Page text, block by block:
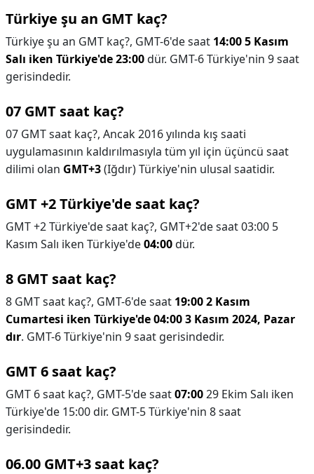
Türkiye şu an GMT kaç?
Türkiye şu an GMT kaç?, GMT-6'de saat 14:00 5 Kasım
Salı iken Türkiye'de 23:00dür. GMT-6 Türkiye'nin 9 saat
gerisindedir.
07 GMT saat kaç?
07 GMT saat kaç?, Ancak 2016 yılında kış saati
uygulamasının kaldırılmasıyla tüm yıl için üçüncü saat
dilimi olan GMT+3(Iğdır) Türkiye'nin ulusal saatidir.
GMT +2 Türkiye'de saat kaç?
GMT +2 Türkiye'de saat kaç?, GMT+2'de saat 03:00 5
Kasım Salı iken Türkiye'de04:00dür.
8 GMT saat kaç?
8 GMT saat kaç?, GMT-6'de saat 19:00 2 Kasım
Cumartesi iken Türkiye'de 04:00 3 Kasım 2024, Pazar
dır. GMT-6 Türkiye'nin 9 saat gerisindedir.
GMT 6 saat kaç?
GMT 6 saat kaç?, GMT-5'de saat07:0029 Ekim Salı iken
Türkiye'de 15:00 dir. GMT-5 Türkiye'nin 8 saat
gerisindedir.
06.00 GMT+3 saat kaç?